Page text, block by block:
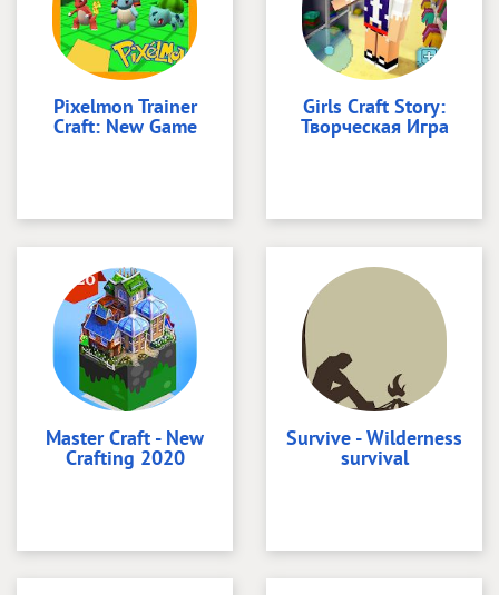
Pixelmon Trainer
Craft: New Game
Girls Craft Story:
Творческая Игра
Master Craft - New
Crafting 2020
Survive - Wilderness
survival